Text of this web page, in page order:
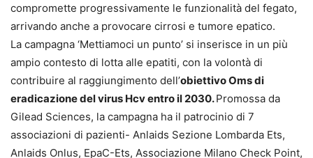
compromette progressivamente le funzionalità del fegato,
arrivando anche a provocare cirrosi e tumore epatico.
La campagna ‘Mettiamoci un punto’ si inserisce in un più
ampio contesto di lotta alle epatiti, con la volontà di
contribuire al raggiungimento dell’obiettivo Oms di
eradicazione del virus Hcv entro il 2030.Promossa da
Gilead Sciences, la campagna ha il patrocinio di 7
associazioni di pazienti- Anlaids Sezione Lombarda Ets,
Anlaids Onlus, EpaC-Ets, Associazione Milano Check Point,